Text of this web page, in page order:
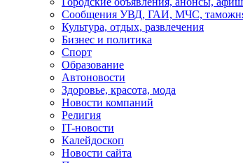
Сообщения УВД, ГАИ, МЧС,
Культура, отдых, развлечения
Бизнес и политика
Спорт
Образование
Автоновости
Здоровье, красота, мода
Новости компаний
Религия
IT-новости
Калейдоскоп
Новости сайта